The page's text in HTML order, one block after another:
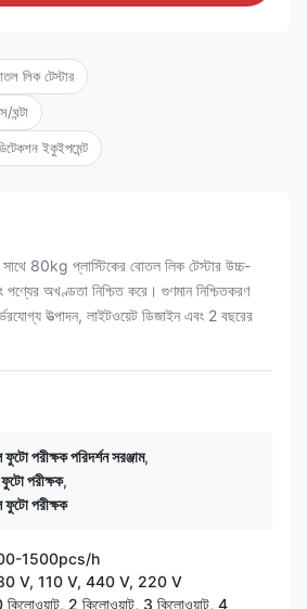
লিক টেস্টার
ঘন্টা
ইকুইপমেন্ট
80kg প্লাস্টিকের বোতল লিক টেস্টার উচ্চ-
পণ্যের অখণ্ডতা নিশ্চিত করে। গুণমান নিশ্চিতকরণ
উত্পাদন, লাইটওয়েট ডিজাইন এবং 2 বছরের
পরীক্ষক পরিদর্শন সরঞ্জাম,
পরীক্ষক,
পরীক্ষক
1500pcs/h
V, 110 V, 440 V, 220 V
কিলোওয়াট, 2 কিলোওয়াট, 3 কিলোওয়াট, 4